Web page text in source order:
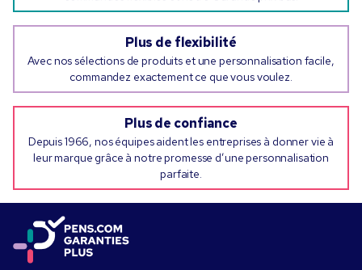
Plus de flexibilité
Avec nos sélections de produits et une personnalisation facile,
commandez exactement ce que vous voulez.
Plus de confiance
Depuis 1966, nos équipes aident les entreprises à donner vie à
leur marque grâce à notre promesse d’une personnalisation
parfaite.